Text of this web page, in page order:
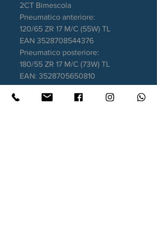
2CT Bimescola
Pneumatico anteriore:
120/65 ZR 17 M/C (55W) TL
EAN 3528708544376
Pneumatico posteriore:
180/55 ZR 17 M/C (73W) TL
EAN: 3528705650810